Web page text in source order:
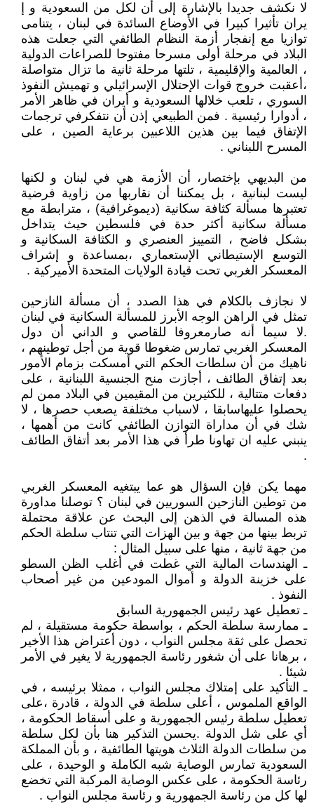
لا نكشف جديدا بالإشارة إلى أن لكل من السعودية و إ
يران تأثيرا كبيرا في الأوضاع السائدة في لبنان ، يتنامى
توازيا مع إنفجار أزمة النظام الطائفي التي جعلت هذه
البلاد في مرحلة أولى مسرحا مفتوحا للصراعات الدولية
، العالمية والإقليمية ، تلتها مرحلة ثانية ما تزال متواصلة
،أعقبت خروج قوات الإحتلال الإسرائيلي و تهميش النفوذ
السوري ، تلعب خلالها السعودية و أيران في ظاهر الأمر
، أدوارا رئيسية . فمن الطبيعي إذن أن نتفكرفي ترجمات
الإتفاق فيما بين هذين اللاعبين برعاية الصين ، على
المسرح اللبناني .
من البديهي بإختصار، أن الأزمة هي في لبنان و لكنها
ليست لبنانية ، بل يمكننا أن نقاربها من زاوية فرضية
تعتبرها مسألة كثافة سكانية (ديموغرافية) ، مترابطة مع
مسألة سكانية أكثر حدة في فلسطين حيث يتداخل
بشكل فاضح ، التمييز العنصري و الكثافة السكانية و
التوسع الإستيطاني الإستعماري ،بمساعدة و إشراف
المعسكر الغربي تحت قيادة الولايات المتحدة الأميركية .
لا نجازف بالكلام في هذا الصدد ، أن مسألة النازحين
تمثل في الراهن الوجه الأبرز للمسألة السكانية في لبنان
.لا سيما أنه صارمعروفا للقاصي و الداني أن دول
المعسكر الغربي تمارس ضغوطا قوية من أجل توطينهم ،
ناهيك من أن سلطات الحكم التي أمسكت بزمام الأمور
بعد إتفاق الطائف ، أجازت منح الجنسية اللبنانية ، على
دفعات متتالية ، للكثيرين من المقيمين في البلاد ممن لم
يحصلوا عليهاسابقا ، لاسباب مختلفة يصعب حصرها ، لا
شك في أن مداراة التوازن الطائفي كانت من أهمها ،
ينبني عليه ان تهاونا طرأ في هذا الأمر بعد أتفاق الطائف
.
مهما يكن فإن السؤال هو عما يبتغيه المعسكر الغربي
من توطين النازحين السوريين في لبنان ؟ توصلنا مداورة
هذه المسالة في الذهن إلى البحث عن علاقة محتملة
تربط بينها من جهة و بين الهزات التي تنتاب سلطة الحكم
من جهة ثانية ، منها على سبيل المثال :
ـ الهندسات المالية التي غطت في أغلب الظن السطو
على خزينة الدولة و أموال المودعين من غير أصحاب
النفوذ .
ـ تعطيل عهد رئيس الجمهورية السابق
ـ ممارسة سلطة الحكم ، بواسطة حكومة مستقيلة ، لم
تحصل على ثقة مجلس النواب ، دون أعتراض هذا الأخير
، برهانا على أن شغور رئاسة الجمهورية لا يغير في الأمر
شيئا .
ـ التأكيد على إمتلاك مجلس النواب ، ممثلا برئيسه ، في
الواقع الملموس ، أعلى سلطة في الدولة ، قادرة ،على
تعطيل سلطة رئيس الجمهورية و على أسقاط الحكومة ،
أي على شل الدولة .يحسن التذكير هنا بأن لكل سلطة
من سلطات الدولة الثلاث هويتها الطائفية ، و بأن المملكة
السعودية تمارس الوصاية شبه الكاملة و الوحيدة ، على
رئاسة الحكومة ، على عكس الوصاية المركبة التي تخضع
لها كل من رئاسة الجمهورية و رئاسة مجلس النواب .